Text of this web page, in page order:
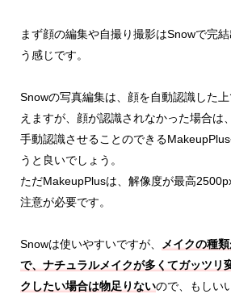
まず顔の編集や自撮り撮影はSnowで完
う感じです。
Snowの写真編集は、顔を自動認識した
えますが、顔が認識されなかった場合は
手動認識させることのできる
うと良いでしょう。
ただMakeupPlusは、解像度が最高
注意が必要です。
Snowは使いやすいですが、
メイクの種
で、ナチュラルメイクが多くてガッツリ
クしたい場合は物足りないので、もしい